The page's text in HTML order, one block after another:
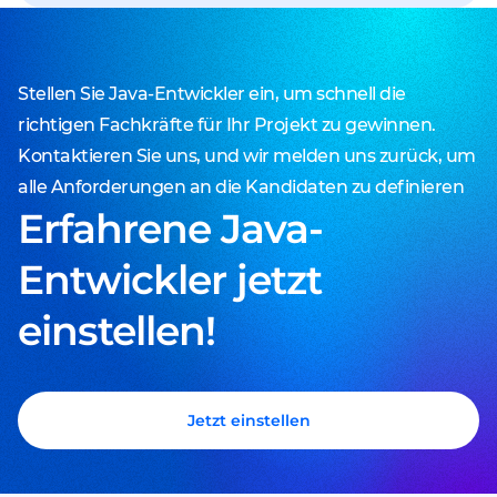
Stellen Sie Java-Entwickler ein, um schnell die
richtigen Fachkräfte für Ihr Projekt zu gewinnen.
Kontaktieren Sie uns, und wir melden uns zurück, um
alle Anforderungen an die Kandidaten zu definieren
Erfahrene Java-
Entwickler jetzt
einstellen!
Jetzt einstellen